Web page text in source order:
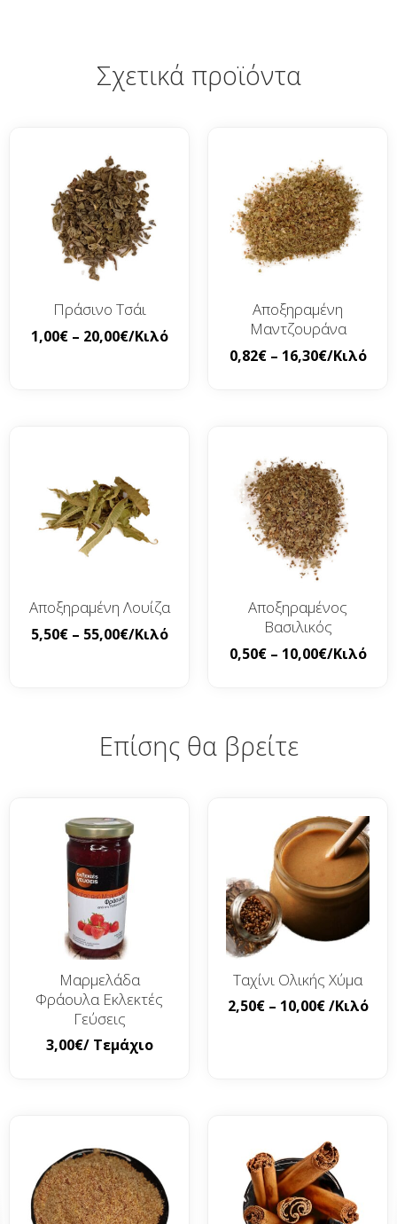
Σχετικά προϊόντα
Πράσινο Τσάι
1,00€ – 20,00€/Κιλό
Αποξηραμένη
Μαντζουράνα
0,82€ – 16,30€/Κιλό
Αποξηραμένη Λουίζα
5,50€ – 55,00€/Κιλό
Αποξηραμένος
Βασιλικός
0,50€ – 10,00€/Κιλό
Επίσης θα βρείτε
Μαρμελάδα
Φράουλα Εκλεκτές
Γεύσεις
3,00€/ Τεμάχιο
Ταχίνι Ολικής Χύμα
2,50€ – 10,00€/Κιλό